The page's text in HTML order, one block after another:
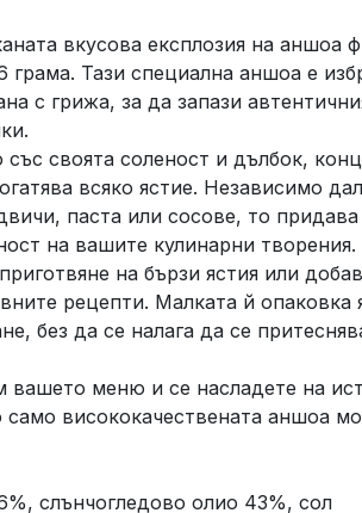
вкусова експлозия на аншоа
грама. Тази специална аншоа е
с грижа, за да запази
своята соленост и дълбок,
всяко ястие. Независимо
паста или сосове, то
на вашите кулинарни творения.
на бързи ястия или
рецепти. Малката й опаковка
без да се налага да се
меню и се насладете на
само висококачествената аншоа
слънчогледово олио 43%, сол